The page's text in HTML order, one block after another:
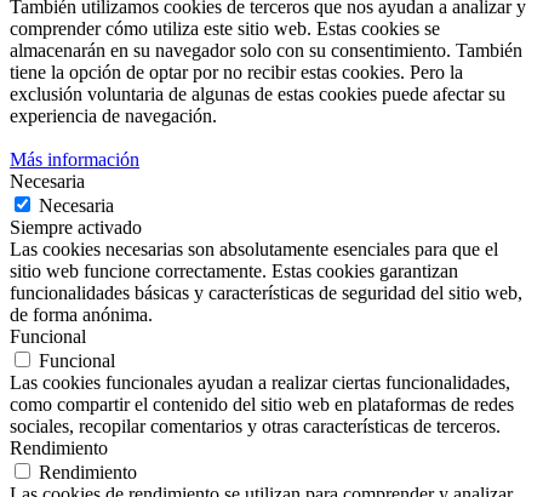
También utilizamos cookies de terceros que nos ayudan a analizar y
comprender cómo utiliza este sitio web. Estas cookies se
almacenarán en su navegador solo con su consentimiento. También
tiene la opción de optar por no recibir estas cookies. Pero la
exclusión voluntaria de algunas de estas cookies puede afectar su
experiencia de navegación.
Más información
Necesaria
Necesaria
Siempre activado
Las cookies necesarias son absolutamente esenciales para que el
sitio web funcione correctamente. Estas cookies garantizan
funcionalidades básicas y características de seguridad del sitio web,
de forma anónima.
Funcional
Funcional
Las cookies funcionales ayudan a realizar ciertas funcionalidades,
como compartir el contenido del sitio web en plataformas de redes
sociales, recopilar comentarios y otras características de terceros.
Rendimiento
Rendimiento